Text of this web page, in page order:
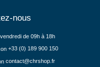
nous
de 09h à 18h
+33 (0) 189 900 150
contact@chrshop.fr